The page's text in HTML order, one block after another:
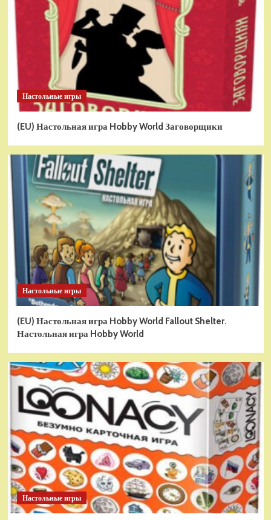
Настольные игры
(EU) Настольная игра Hobby World Заговорщики
Настольные игры
(EU) Настольная игра Hobby World Fallout Shelter.
Настольная игра Hobby World
Настольные игры